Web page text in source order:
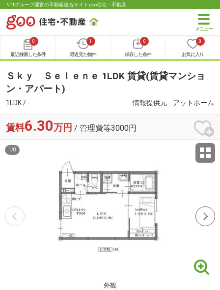
NTTグループ運営の不動産総合サイト goo住宅・不動産
0
最近検索した条件
1
最近見た物件
0
保存した条件
0
お気に入り
Ｓｋｙ Ｓｅｌｅｎｅ 1LDK 賃貸(賃貸マンショ
ン・アパート)
1LDK / - 情報提供元 アットホーム
賃料6.30万円 / 管理費等3000円
外観
1 /8